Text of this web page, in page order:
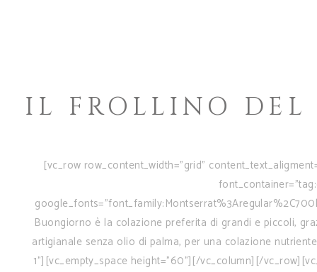
IL FROLLINO
[vc_row row_content_width="grid"
Buongiorno è la colazione preferita di grandi e piccoli,
artigianale senza olio di palma, per una colazione
1"][vc_empty_space height="60"][/vc_column][/